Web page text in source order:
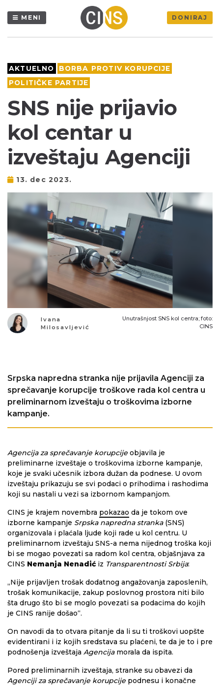
MENI DONIRAJ
AKTUELNO
BORBA PROTIV KORUPCIJE
POLITIČKE PARTIJE
SNS nije prijavio
kol centar u
izveštaju Agenciji
13. dec 2023.
Ivana
Milosavljević
Unutrašnjost SNS kol centra; foto:
CINS
Srpska napredna stranka nije prijavila Agenciji za
sprečavanje korupcije troškove rada kol centra u
preliminarnom izveštaju o troškovima izborne
kampanje.
Agencija za sprečavanje korupcije objavila je
preliminarne izveštaje o troškovima izborne kampanje,
koje je svaki učesnik izbora dužan da podnese. U ovom
izveštaju prikazuju se svi podaci o prihodima i rashodima
koji su nastali u vezi sa izbornom kampanjom.
CINS je krajem novembra pokazao da je tokom ove
izborne kampanje Srpska napredna stranka(SNS)
organizovala i plaćala ljude koji rade u kol centru. U
preliminarnom izveštaju SNS-a nema nijednog troška koji
bi se mogao povezati sa radom kol centra, objašnjava za
CINS Nemanja Nenadić iz Transparentnosti Srbija:
„Nije prijavljen trošak dodatnog angažovanja zaposlenih,
trošak komunikacije, zakup poslovnog prostora niti bilo
šta drugo što bi se moglo povezati sa podacima do kojih
je CINS ranije došao“.
On navodi da to otvara pitanje da li su ti troškovi uopšte
evidentirani i iz kojih sredstava su plaćeni, te da je to i pre
podnošenja izveštaja Agencijamorala da ispita.
Pored preliminarnih izveštaja, stranke su obavezi da
Agenciji za sprečavanje korupcije podnesu i konačne